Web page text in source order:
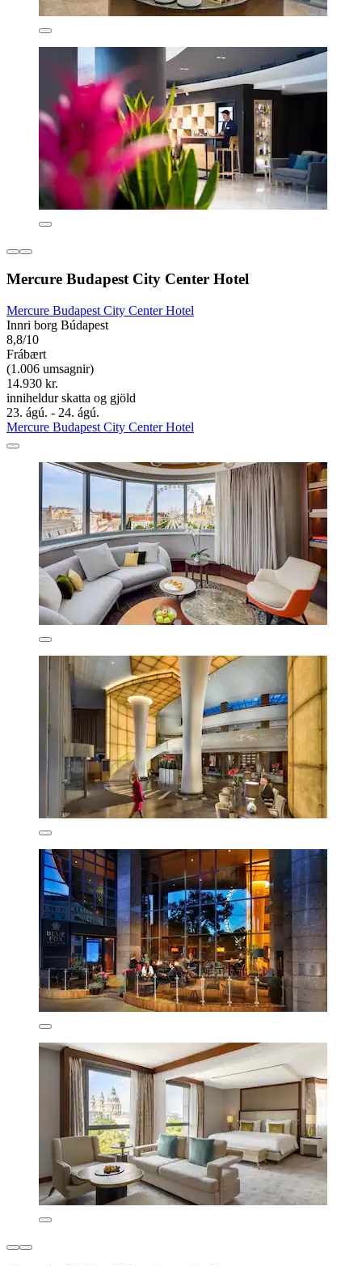
Mercure Budapest City Center Hotel
Mercure Budapest City Center Hotel
Innri borg Búdapest
8,8/10
Frábært
(1.006 umsagnir)
14.930 kr.
inniheldur skatta og gjöld
23. ágú. - 24. ágú.
Mercure Budapest City Center Hotel